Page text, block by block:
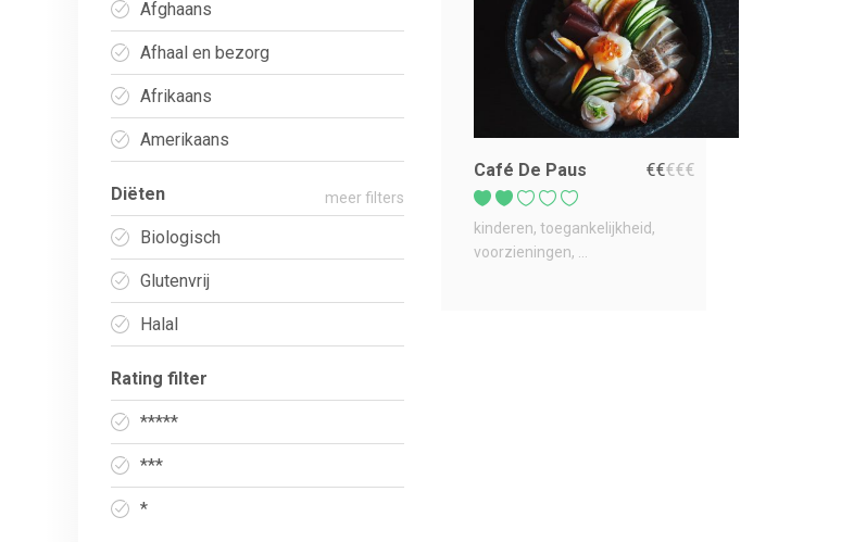
Afghaans
Afhaal en bezorg
Afrikaans
Amerikaans
Diëten meer filters
Biologisch
Glutenvrij
Halal
Rating filter
*****
***
*
Café De Paus €€€€€
kinderen toegankelijkheid
voorzieningen